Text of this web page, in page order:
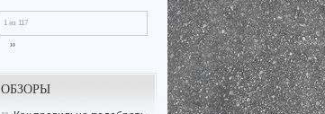
1 из 117
››
ОБЗОРЫ